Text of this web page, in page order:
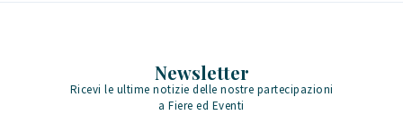
Newsletter
Ricevi le ultime notizie delle nostre partecipazioni
a Fiere ed Eventi